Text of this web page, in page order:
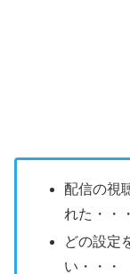
配信の視
れた・・・
どの設定
い・・・